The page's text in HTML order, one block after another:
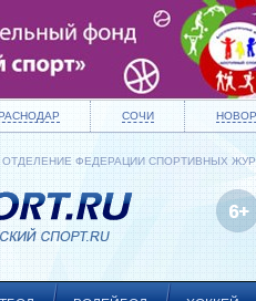
СОЧИ
ФЕДЕРАЦИИ СПОРТИВНЫХ